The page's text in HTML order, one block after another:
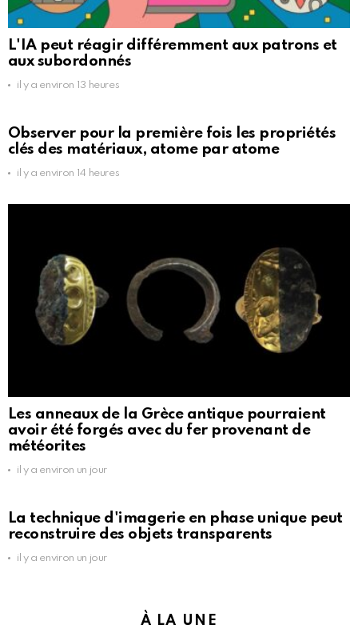
L'IA peut réagir différemment aux patrons et
aux subordonnés
il y a environ 13 heures
Observer pour la première fois les propriétés
clés des matériaux, atome par atome
il y a environ 14 heures
Les anneaux de la Grèce antique pourraient
avoir été forgés avec du fer provenant de
météorites
il y a environ un jour
La technique d'imagerie en phase unique peut
reconstruire des objets transparents
il y a environ un jour
À LA UNE